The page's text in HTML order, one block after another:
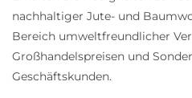
nachhaltiger Jute- und
Bereich umweltfreundlicher
Großhandelspreisen und
Geschäftskunden.